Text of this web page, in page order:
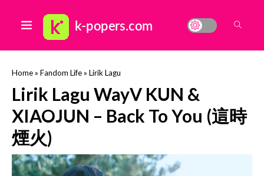
Home» Fandom Life» Lirik Lagu
Lirik Lagu WayV KUN &
XIAOJUN – Back To You (這時
煙火)